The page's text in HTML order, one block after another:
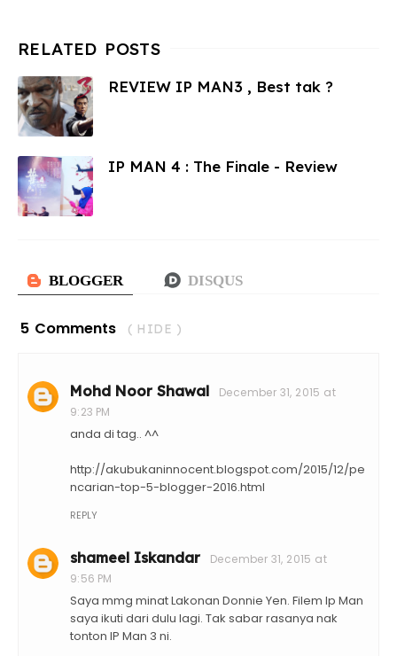
REVIEW IP MAN3 , Best tak ?
IP MAN 4 : The Finale - Review
5 Comments ( HIDE )
Mohd Noor Shawal
December 31, 2015 at
9:23 PM
anda di tag.. ^^
http://akubukaninnocent.blogspot.com/2015/12/pe
ncarian-top-5-blogger-2016.html
REPLY
shameel Iskandar
December 31, 2015 at
9:56 PM
Saya mmg minat Lakonan Donnie Yen. Filem Ip Man
saya ikuti dari dulu lagi. Tak sabar rasanya nak
tonton IP Man 3 ni.